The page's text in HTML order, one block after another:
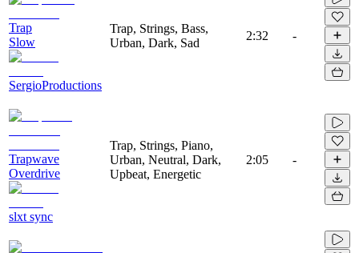
Trap
Slow
SergioProductions
Trap, Strings, Bass,
Urban, Dark, Sad
2:32 -
Trapwave
Overdrive
slxt sync
Trap, Strings, Piano,
Urban, Neutral, Dark,
Upbeat, Energetic
2:05 -